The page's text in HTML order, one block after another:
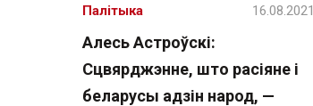
Алесь Астроўскі:
Сцвярджэнне, што расіяне і
беларусы адзін народ, —
Палітыка 16.08.2021